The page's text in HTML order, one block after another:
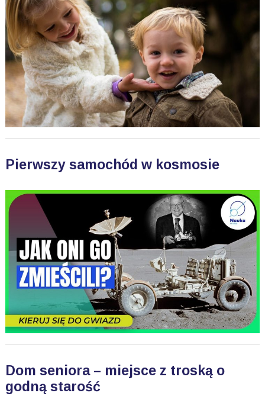
Pierwszy samochód w kosmosie
Dom seniora – miejsce z troską o
godną starość